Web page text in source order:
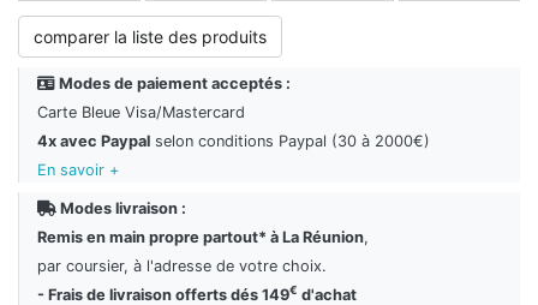
comparer la liste des produits
Modes de paiement acceptés :
Carte Bleue Visa/Mastercard
4x avec Paypal selon conditions Paypal (30 à 2000€)
En savoir +
Modes livraison :
Remis en main propre partout* à La Réunion,
par coursier, à l'adresse de votre choix.
- Frais de livraison offerts dés 149€ d'achat